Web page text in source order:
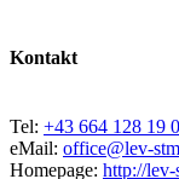
Kontakt
Tel: +43 664 128 19
eMail: office@lev-
Homepage: http://lev-